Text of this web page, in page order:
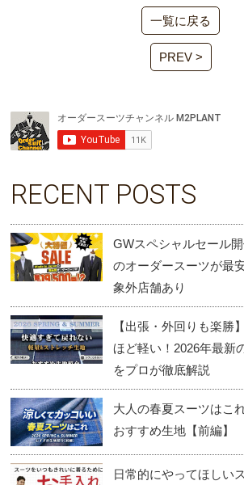
一覧に戻る
PREV >
RECENT POSTS
GWスペシャルセール
のオーダースーツが最
象外店舗あり
【出張・外回りも楽勝
ほど軽い！2026年最新
をプロが徹底解説
大人の春夏スーツはこ
おすすめ生地【前編】
日常的にやってほしい